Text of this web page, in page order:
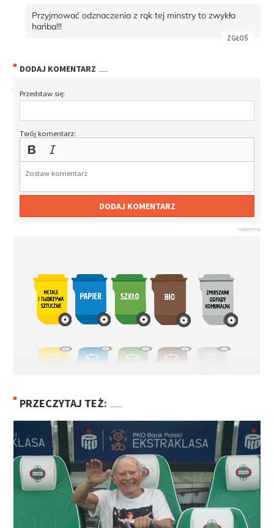
Przyjmować odznaczenia z rąk tej minstry to zwykła
hańba!!!
ZGŁOŚ
DODAJ KOMENTARZ
Przedstaw się:
Twój komentarz:
DODAJ KOMENTARZ
PRZECZYTAJ TEŻ: